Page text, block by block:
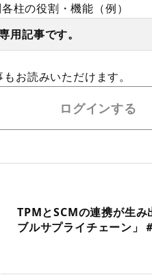
柱の役割・機能（例）
用記事です。
お読みいただけます。
ログインする
TPMとSCMの連携が生み
ブルサプライチェーン」